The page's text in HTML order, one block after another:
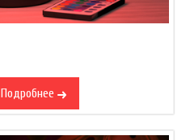
Подробнее